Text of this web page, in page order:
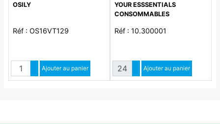
OSILY
Réf : OS16VT129
QuantitéAugmenter quantité
Diminuer quantité
Ajouter au panier
YOUR ESSSENTIALS
CONSOMMABLES
Réf : 10.300001
QuantitéAugmenter quantité
Diminuer quantité
Ajouter au panier